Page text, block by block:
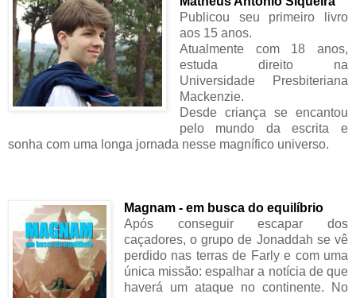
Publicou seu primeiro livro
aos 15 anos.
Atualmente com 18 anos,
estuda direito na
Universidade Presbiteriana
Mackenzie.
Desde criança se encantou
pelo mundo da escrita e
sonha com uma longa jornada nesse magnífico universo.
Magnam - em busca do equilíbrio
Após conseguir escapar dos
caçadores, o grupo de Jonaddah se vê
perdido nas terras de Farly e com uma
única missão: espalhar a notícia de que
haverá um ataque no continente. No